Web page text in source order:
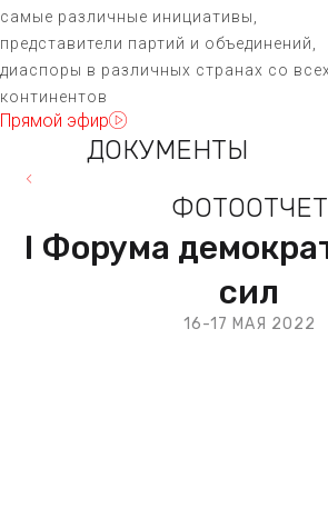
самые различные инициативы,
представители партий и объединений,
диаспоры в различных странах со всех
континентов
Прямой эфир
ДОКУМЕНТЫ
ФОТООТЧЕТ
I Форума
сил
16-17 МАЯ 2022